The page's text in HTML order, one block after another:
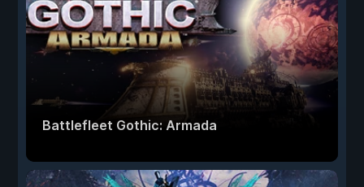
Battlefleet Gothic: Armada